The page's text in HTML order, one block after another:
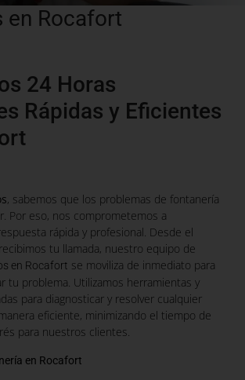
en Rocafort
24 Horas
Rápidas y Eficientes
, sabemos que los problemas de fontanería
Por eso, nos comprometemos a
rápida y profesional. Desde el
tu llamada, nuestro equipo de
en Rocafort se moviliza de inmediato para
tu problema. Utilizamos herramientas y
para diagnosticar y resolver cualquier
eficiente, minimizando el tiempo de
para nuestros clientes.
en Rocafort